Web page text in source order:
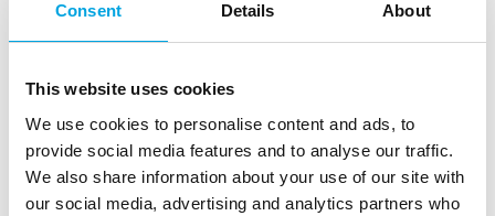
Consent Details About
This website uses cookies
We use cookies to personalise content and ads, to
provide social media features and to analyse our traffic.
We also share information about your use of our site with
our social media, advertising and analytics partners who